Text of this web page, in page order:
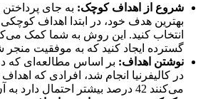
شروع از اهداف کوچک:به جای پرداختن به
بهترین هدف خود، در ابتدا اهداف کوچکی را
انتخاب کنید. این روش به شما کمک می‌کند یک
گسترده ایجاد کنید که به موفقیت منجر شود.
نوشتن اهداف:بر اساس مطالعه‌ای که در
در کالیفرنیا انجام شد، افرادی که اهداف
می‌کنند 42 درصد بیشتر احتمال دارد به آن‌ها دست یابند.